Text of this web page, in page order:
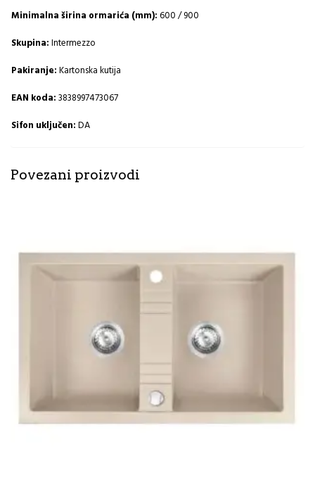
Minimalna širina ormarića (mm):600 / 900
Skupina:Intermezzo
Pakiranje:Kartonska kutija
EAN koda:3838997473067
Sifon uključen:DA
Povezani proizvodi